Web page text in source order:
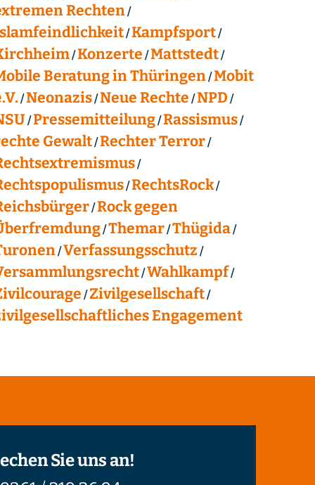
Rechten
Kampfsport
Konzerte Mattstedt
Beratung in Thüringen Mobit
Neonazis Neue Rechte NPD
Pressemitteilung Rassismus
Gewalt Rechter Terror
RechtsRock
Rock gegen
Themar Thügida
Verfassungsschutz
Wahlkampf
Zivilgesellschaft
Engagement
Sie uns an!